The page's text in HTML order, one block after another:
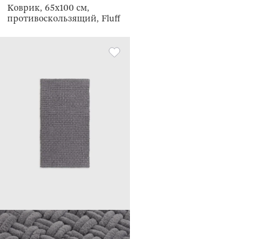
Коврик, 65х100 см,
противоскользящий, Fluff